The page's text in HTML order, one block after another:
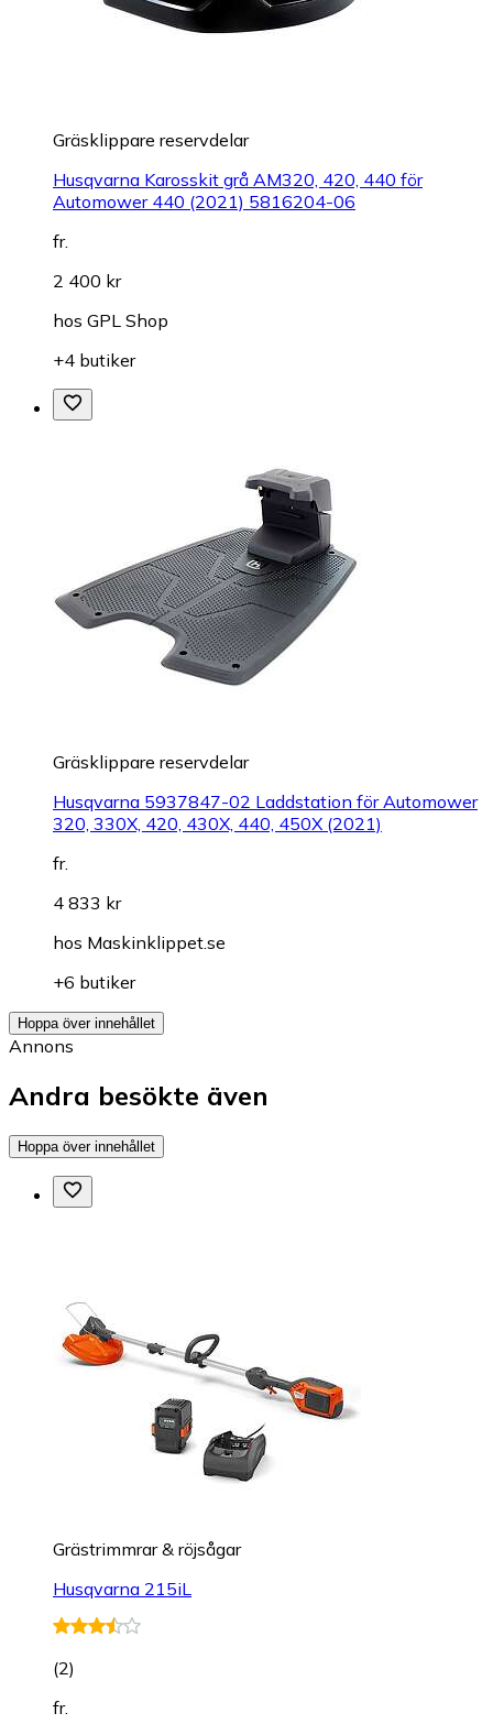
Gräsklippare reservdelar
Husqvarna Karosskit grå AM320, 420, 440 för
Automower 440 (2021) 5816204-06
fr.
2 400 kr
hos GPL Shop
+4 butiker
Gräsklippare reservdelar
Husqvarna 5937847-02 Laddstation för Automower
320, 330X, 420, 430X, 440, 450X (2021)
fr.
4 833 kr
hos Maskinklippet.se
+6 butiker
Hoppa över innehållet
Annons
Andra besökte även
Hoppa över innehållet
Grästrimmrar & röjsågar
Husqvarna 215iL
(2)
fr.